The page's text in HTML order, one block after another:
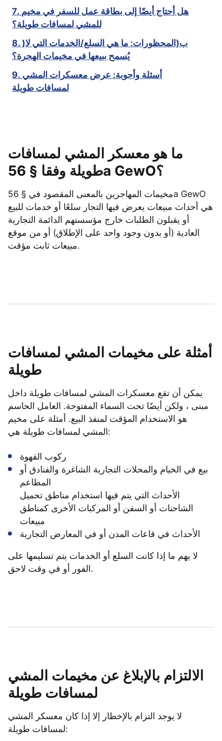
ما هو معسكر المشي لمسافات
طويلة وفقا § 56a GewO؟
مخيمات المهاجرين بالمعنى المقصود في § 56a GewO
هي أحداث مبيعات يعرض فيها التجار سلعًا أو خدمات للبيع
أو يقبلون الطلبات خارج مؤسستهم الدائمة التجارية
العادية (أو بدون وجود واحد على الإطلاق) أو من موقع
مبيعات ثابت مؤقت.
أمثلة على مخيمات المشي لمسافات
طويلة
يمكن أن تقع معسكرات المشي لمسافات طويلة داخل
مبنى ، ولكن أيضًا تحت السماء المفتوحة. العامل الحاسم
هو الاستخدام المؤقت لمنفذ البيع. أمثلة على مخيم
المشي لمسافات طويلة هي:
ركوب القهوة
بيع في الخيام والمحلات التجارية الشاغرة والفنادق أو
المطاعم
الأحداث التي يتم فيها استخدام مناطق تحميل
الشاحنات أو السفن أو المركبات الأخرى كمناطق
مبيعات
الأحداث في قاعات المدن أو في المعارض التجارية
لا يهم ما إذا كانت السلع أو الخدمات يتم تسليمها على
الفور أو في وقت لاحق.
الالتزام بالإبلاغ عن مخيمات المشي
لمسافات طويلة
لا يوجد التزام بالإخطار إلا إذا كان معسكر المشي
لمسافات طويلة:
7. هل أحتاج أيضًا إلى بطاقة عمل للسفر في مخيم
للمشي لمسافات طويلة؟
8. )ب(المحظورات: ما هي السلع/الخدمات التي لا
يُسمح ببيعها في مخيمات الهجرة؟
9. أسئلة وأجوبة: عرض معسكرات المشي
لمسافات طويلة